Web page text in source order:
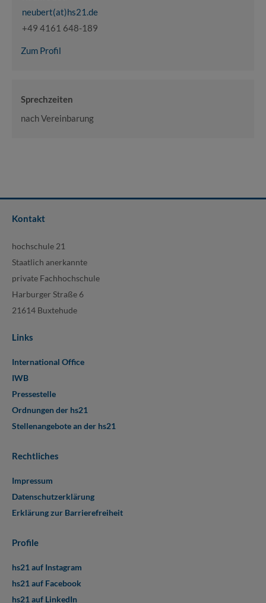
neubert(at)hs21.de
+49 4161 648-189
Zum Profil
Sprechzeiten
nach Vereinbarung
Kontakt
hochschule 21
Staatlich anerkannte
private Fachhochschule
Harburger Straße 6
21614 Buxtehude
Links
International Office
IWB
Pressestelle
Ordnungen der hs21
Stellenangebote an der hs21
Rechtliches
Impressum
Datenschutzerklärung
Erklärung zur Barrierefreiheit
Profile
hs21 auf Instagram
hs21 auf Facebook
hs21 auf LinkedIn